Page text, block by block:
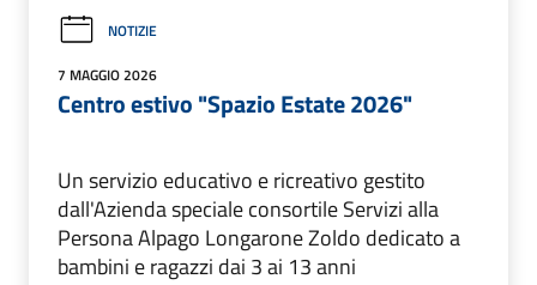
NOTIZIE
7 MAGGIO 2026
Centro estivo "Spazio Estate 2026"
Un servizio educativo e ricreativo gestito
dall'Azienda speciale consortile Servizi alla
Persona Alpago Longarone Zoldo dedicato a
bambini e ragazzi dai 3 ai 13 anni